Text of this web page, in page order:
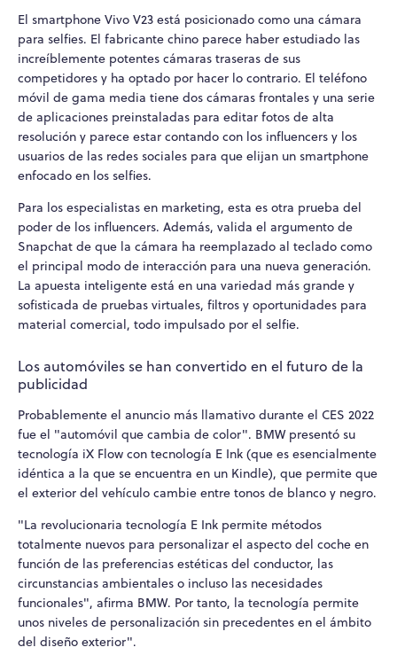
El smartphone Vivo V23 está posicionado como una cámara
para selfies. El fabricante chino parece haber estudiado las
increíblemente potentes cámaras traseras de sus
competidores y ha optado por hacer lo contrario. El teléfono
móvil de gama media tiene dos cámaras frontales y una serie
de aplicaciones preinstaladas para editar fotos de alta
resolución y parece estar contando con los influencers y los
usuarios de las redes sociales para que elijan un smartphone
enfocado en los selfies.
Para los especialistas en marketing, esta es otra prueba del
poder de los influencers. Además, valida el argumento de
Snapchat de que la cámara ha reemplazado al teclado como
el principal modo de interacción para una nueva generación.
La apuesta inteligente está en una variedad más grande y
sofisticada de pruebas virtuales, filtros y oportunidades para
material comercial, todo impulsado por el selfie.
Los automóviles se han convertido en el futuro de la
publicidad
Probablemente el anuncio más llamativo durante el CES 2022
fue el "automóvil que cambia de color". BMW presentó su
tecnología iX Flow con tecnología E Ink (que es esencialmente
idéntica a la que se encuentra en un Kindle), que permite que
el exterior del vehículo cambie entre tonos de blanco y negro.
"La revolucionaria tecnología E Ink permite métodos
totalmente nuevos para personalizar el aspecto del coche en
función de las preferencias estéticas del conductor, las
circunstancias ambientales o incluso las necesidades
funcionales", afirma BMW. Por tanto, la tecnología permite
unos niveles de personalización sin precedentes en el ámbito
del diseño exterior".